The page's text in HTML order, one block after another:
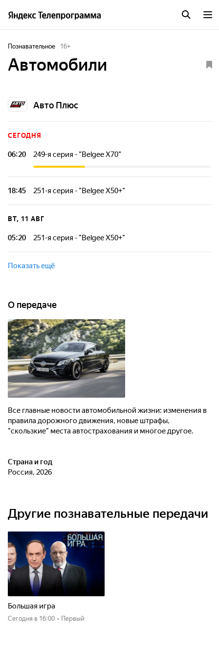
Познавательное 16+
Автомобили
Авто Плюс
СЕГОДНЯ
06:20 249-я серия - "Belgee X70"
Все главные новости автомобильной жизни: изменения в
правилах дорожного движения, новые штрафы, скользкие
места автострахования и многое другое.
18:45 251-я серия - "Belgee X50+"
Все главные новости автомобильной жизни: изменения в
места автострахования и многое другое.
ВТ, 11 АВГ
05:20 251-я серия - "Belgee X50+"
Все главные новости автомобильной жизни: изменения в
правилах дорожного движения, новые штрафы, скользкие
места автострахования и многое другое.
Показать ещё
О передаче
Все главные новости автомобильной жизни: изменения в
правила дорожного движения, новые штрафы,
"скользкие" места автострахования и многое другое.
Страна и год
Россия, 2026
Другие познавательные передачи
Большая игра
Сегодня в 16:00 • Первый